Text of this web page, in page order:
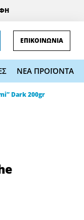
ΕΠΙΚΟΙΝΩΝΙΑ
ΝΕΑ ΠΡΟΪΟΝΤΑ
Dark 200gr